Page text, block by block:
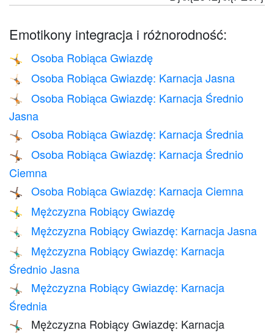
Emotikony integracja i różnorodność:
🤸 Osoba Robiąca Gwiazdę
🤸🏻 Osoba Robiąca Gwiazdę: Karnacja Jasna
🤸🏼
Osoba Robiąca Gwiazdę: Karnacja Średnio
Jasna
🤸🏽 Osoba Robiąca Gwiazdę: Karnacja Średnia
🤸🏾
Osoba Robiąca Gwiazdę: Karnacja Średnio
Ciemna
🤸🏿 Osoba Robiąca Gwiazdę: Karnacja Ciemna
🤸‍♂️ Mężczyzna Robiący Gwiazdę
🤸🏻‍♂️ Mężczyzna Robiący Gwiazdę: Karnacja Jasna
🤸🏼‍♂️
Mężczyzna Robiący Gwiazdę: Karnacja
Średnio Jasna
🤸🏽‍♂️
Mężczyzna Robiący Gwiazdę: Karnacja
Średnia
🤸🏾‍♂️
Mężczyzna Robiący Gwiazdę: Karnacja